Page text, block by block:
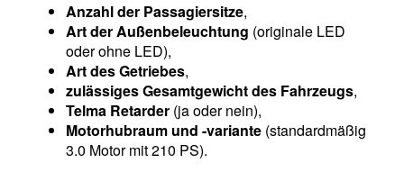
Anzahl der Passagiersitze,
Art der Außenbeleuchtung (originale LED
oder ohne LED),
Art des Getriebes,
zulässiges Gesamtgewicht des Fahrzeugs,
Telma Retarder (ja oder nein),
Motorhubraum und -variante (standardmäßig
3.0 Motor mit 210 PS).